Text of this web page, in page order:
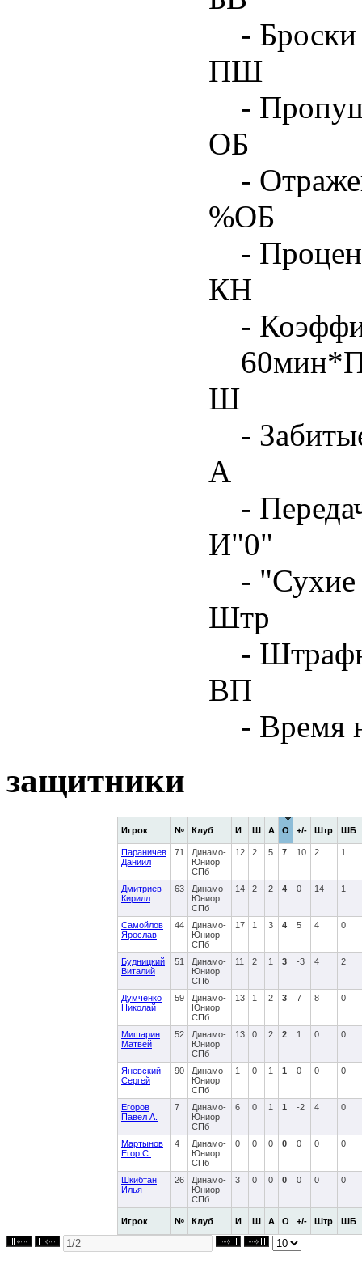
-
ПШ
-
ОБ
-
%ОБ
-
КН
-
Ш
-
А
-
И"0"
-
Штр
-
ВП
- Время
защитники
Игрок № Клуб И Ш А О +/- Штр ШБ
Игрок № Клуб И Ш А О +/- Штр ШБ
Параничев
Даниил
71
Динамо-
Юниор
СПб
12 2 5 7 10 2 1
Дмитриев
Кирилл
63
Динамо-
Юниор
СПб
14 2 2 4 0 14 1
Самойлов
Ярослав
44
Динамо-
Юниор
СПб
17 1 3 4 5 4 0
Будницкий
Виталий
51
Динамо-
Юниор
СПб
11 2 1 3 -3 4 2
Думченко
Николай
59
Динамо-
Юниор
СПб
13 1 2 3 7 8 0
Мишарин
Матвей
52
Динамо-
Юниор
СПб
13 0 2 2 1 0 0
Яневский
Сергей
90
Динамо-
Юниор
СПб
1 0 1 1 0 0 0
Егоров
Павел А.
7
Динамо-
Юниор
СПб
6 0 1 1 -2 4 0
Мартынов
Егор С.
4
Динамо-
Юниор
СПб
0 0 0 0 0 0 0
Шкибтан
Илья
26
Динамо-
Юниор
СПб
3 0 0 0 0 0 0